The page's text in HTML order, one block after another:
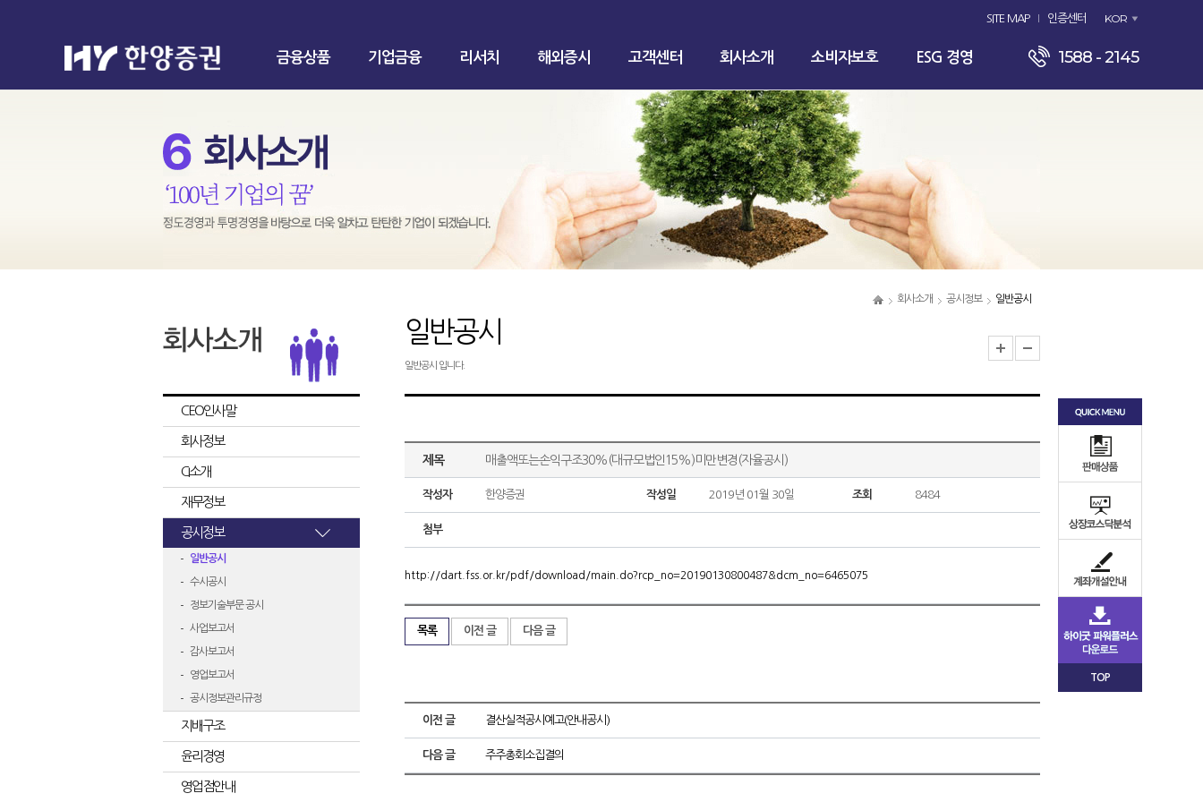
SITE MAP 인증센터 KOR
금융상품 기업금융 리서치 해외증시 고객센터 회사소개 소비자보호 ESG 경영 1588 - 2145
회사소개 공시정보 일반공시
CEO인사말
회사정보
CI소개
재무정보
공시정보
일반공시
수시공시
정보기술부문 공시
사업보고서
감사보고서
영업보고서
공시정보관리규정
지배구조
윤리경영
영업점안내
일반공시
일반공시 입니다.
제목 매출액또는손익구조30%(대규모법인15%)미만변경(자율공시)
작성자 한양증권 작성일 2019년 01월 30일 조회 8484
첨부
http://dart.fss.or.kr/pdf/download/main.do?rcp_no=20190130800487&dcm_no=6465075
목록 이전 글 다음 글
이전 글 결산실적공시예고(안내공시)
다음 글 주주총회소집결의
TOP